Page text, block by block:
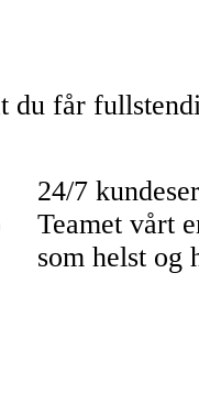
du får
24/7
Teamet vårt
som helst og